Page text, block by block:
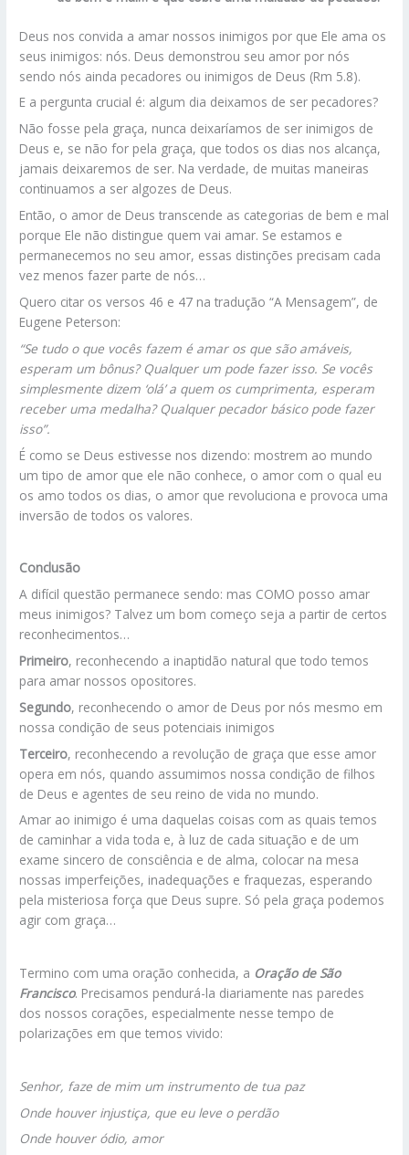
Deus nos convida a amar nossos inimigos por que Ele ama os
seus inimigos: nós. Deus demonstrou seu amor por nós
sendo nós ainda pecadores ou inimigos de Deus (Rm 5.8).
E a pergunta crucial é: algum dia deixamos de ser pecadores?
Não fosse pela graça, nunca deixaríamos de ser inimigos de
Deus e, se não for pela graça, que todos os dias nos alcança,
jamais deixaremos de ser. Na verdade, de muitas maneiras
continuamos a ser algozes de Deus.
Então, o amor de Deus transcende as categorias de bem e mal
porque Ele não distingue quem vai amar. Se estamos e
permanecemos no seu amor, essas distinções precisam cada
vez menos fazer parte de nós…
Quero citar os versos 46 e 47 na tradução “A Mensagem”, de
Eugene Peterson:
“Se tudo o que vocês fazem é amar os que são amáveis,
esperam um bônus? Qualquer um pode fazer isso. Se vocês
simplesmente dizem ‘olá’ a quem os cumprimenta, esperam
receber uma medalha? Qualquer pecador básico pode fazer
isso”.
É como se Deus estivesse nos dizendo: mostrem ao mundo
um tipo de amor que ele não conhece, o amor com o qual eu
os amo todos os dias, o amor que revoluciona e provoca uma
inversão de todos os valores.
Conclusão
A difícil questão permanece sendo: mas COMO posso amar
meus inimigos? Talvez um bom começo seja a partir de certos
reconhecimentos…
Primeiro, reconhecendo a inaptidão natural que todo temos
para amar nossos opositores.
Segundo, reconhecendo o amor de Deus por nós mesmo em
nossa condição de seus potenciais inimigos
Terceiro, reconhecendo a revolução de graça que esse amor
opera em nós, quando assumimos nossa condição de filhos
de Deus e agentes de seu reino de vida no mundo.
Amar ao inimigo é uma daquelas coisas com as quais temos
de caminhar a vida toda e, à luz de cada situação e de um
exame sincero de consciência e de alma, colocar na mesa
nossas imperfeições, inadequações e fraquezas, esperando
pela misteriosa força que Deus supre. Só pela graça podemos
agir com graça…
Termino com uma oração conhecida, a Oração de São
Francisco. Precisamos pendurá-la diariamente nas paredes
dos nossos corações, especialmente nesse tempo de
polarizações em que temos vivido:
Senhor, faze de mim um instrumento de tua paz
Onde houver injustiça, que eu leve o perdão
Onde houver ódio, amor